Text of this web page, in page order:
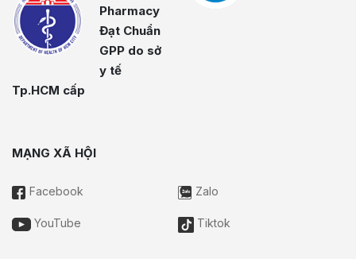
Pharmacy
Đạt Chuẩn
GPP do sở
y tế
Tp.HCM cấp
MẠNG XÃ HỘI
Facebook Zalo
YouTube Tiktok